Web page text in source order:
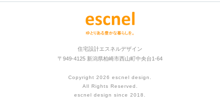
住宅設計エスネルデザイン
〒949-4125 新潟県柏崎市西山町中央台1-64
Copyright 2026 escnel design .
All Rights Reserved.
escnel design since 2018.